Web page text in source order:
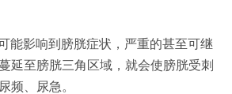
能影响到膀胱症状，严重的甚至可继
延至膀胱三角区域，就会使膀胱受刺
频、尿急。